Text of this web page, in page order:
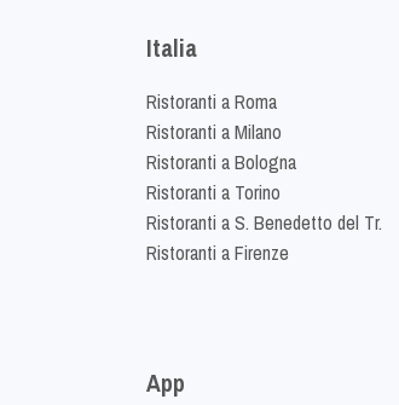
Italia
Ristoranti a Roma
Ristoranti a Milano
Ristoranti a Bologna
Ristoranti a Torino
Ristoranti a S. Benedetto del Tr.
Ristoranti a Firenze
App